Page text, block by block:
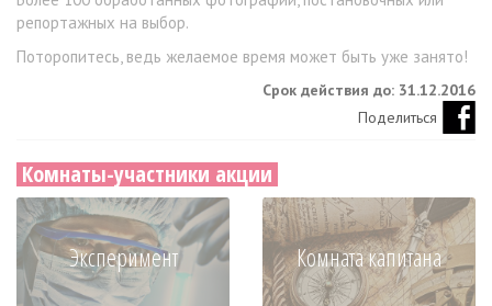
репортажных на выбор.
Поторопитесь, ведь желаемое время может быть уже занято!
Срок действия до: 31.12.2016
Поделиться
Комнаты-участники акции
Эксперимент Комната капитана